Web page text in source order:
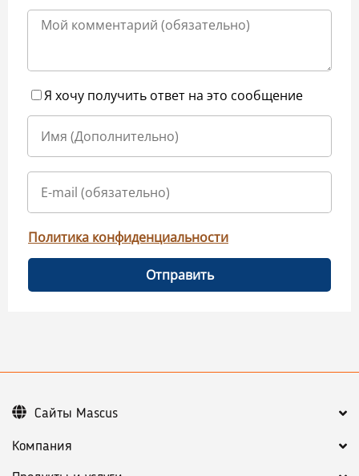
Я хочу получить ответ на это сообщение
Политика конфиденциальности
Отправить
Компания
Сайты Mascus